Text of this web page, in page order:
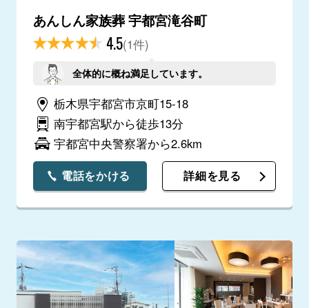
あんしん家族葬 宇都宮滝谷町
4.5(1件)
全体的に概ね満足しています。
栃木県宇都宮市京町15-18
南宇都宮駅から徒歩13分
宇都宮中央警察署から2.6km
電話をかける 詳細を見る